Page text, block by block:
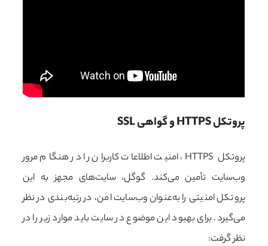
پروتکل HTTPS و گواهی SSL
پروتکل HTTPS، امنیت اطلاعات کاربران را در هنگام مرور
وب‌سایت تأمین می‌کند. گوگل، سایت‌های مجهز به این
پروتکل امنیتی را به‌عنوان وب‌سایت امن، در رتبه‌بندی در نظر
می‌گیرد. برای بهبود این موضوع در سایت باید موارد زیر را در
نظر گرفت: